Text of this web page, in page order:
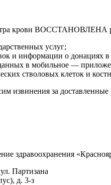
крови ВОССТАНОВЛЕНА
услуг;
и информации о донациях
в мобильное —
стволовых клеток и
извинения за доставленные
здравоохранения
Партизана
д. 3-з